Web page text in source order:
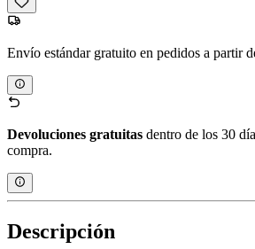
Envío estándar gratuito en pedidos a partir
Devoluciones gratuitas dentro de los 30
compra.
Descripción